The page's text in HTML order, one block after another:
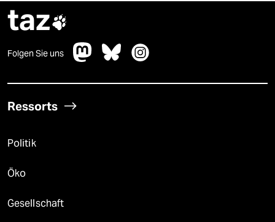
taz
Folgen Sie uns
Ressorts
Politik
Öko
Gesellschaft